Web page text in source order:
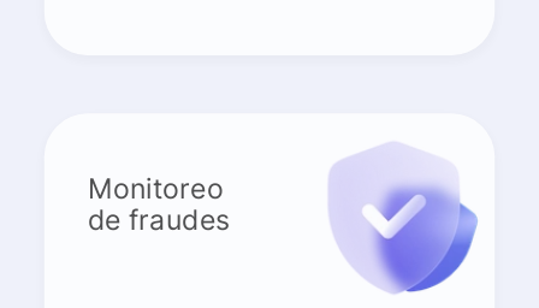
Monitoreo
de fraudes